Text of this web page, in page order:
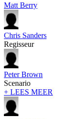
Matt Berry
Chris Sanders
Regisseur
Peter Brown
Scenario
+ LEES MEER